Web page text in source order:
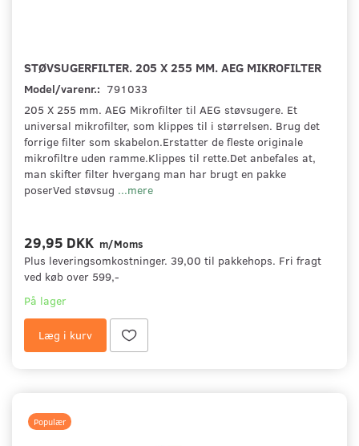
STØVSUGERFILTER. 205 X 255 MM. AEG MIKROFILTER
Model/varenr.: 791033
205 X 255 mm. AEG Mikrofilter til AEG støvsugere. Et
universal mikrofilter, som klippes til i størrelsen. Brug det
forrige filter som skabelon.Erstatter de fleste originale
mikrofiltre uden ramme.Klippes til rette.Det anbefales at,
man skifter filter hvergang man har brugt en pakke
poserVed støvsug ...mere
29,95 DKK m/Moms
Plus leveringsomkostninger. 39,00 til pakkehops. Fri fragt
ved køb over 599,-
På lager
Læg i kurv
Populær